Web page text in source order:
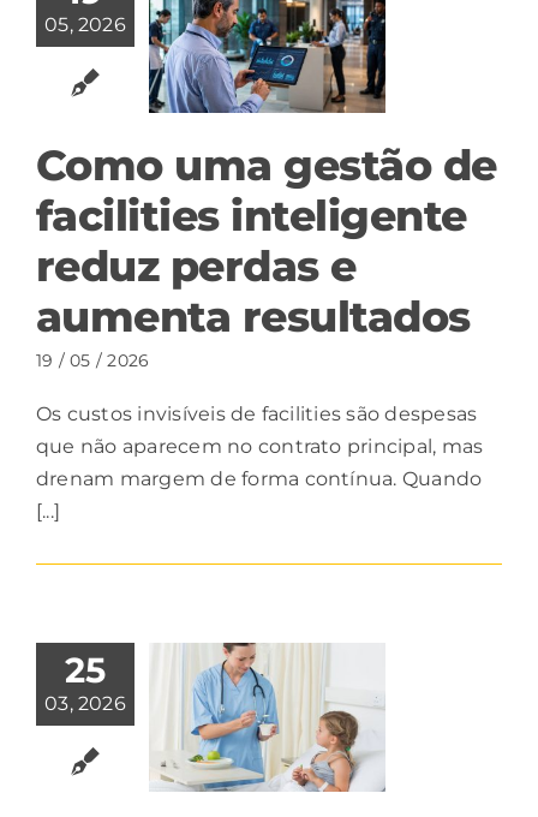
05, 2026
Como uma gestão de
facilities inteligente
reduz perdas e
aumenta resultados
19 / 05 / 2026
Os custos invisíveis de facilities são despesas
que não aparecem no contrato principal, mas
drenam margem de forma contínua. Quando
[...]
25
03, 2026